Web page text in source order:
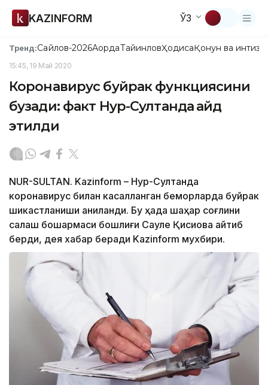
KAZINFORM ЎЗ
Тренд:Сайлов-2026АқордаТайинловҲодисаҚонун ва
15:45, 19 Май 2020
Коронавирус буйрак функциясини
бузади: факт Нур-Султанда қайд
этилди
NUR-SULTAN. Kazinform – Нур-Султанда
коронавирус билан касалланган беморларда буйрак
шикастланиши аниқланди. Бу ҳақда шаҳар соғлиқни
сақлаш бошқармаси бошлиғи Сауле Қисиқова айтиб
берди, дея хабар беради Kazinform мухбири.